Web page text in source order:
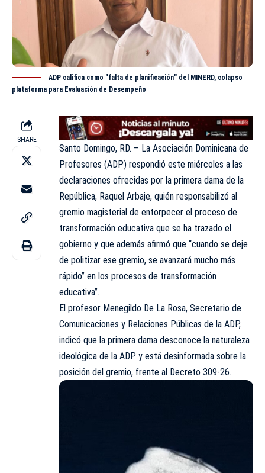
ADP califica como "falta de planificación" del MINERD, colapso
plataforma para Evaluación de Desempeño
SHARE
Santo Domingo, RD. – La Asociación Dominicana de
Profesores (ADP) respondió este miércoles a las
declaraciones ofrecidas por la primera dama de la
República, Raquel Arbaje, quién responsabilizó al
gremio magisterial de entorpecer el proceso de
transformación educativa que se ha trazado el
gobierno y que además afirmó que “cuando se deje
de politizar ese gremio, se avanzará mucho más
rápido” en los procesos de transformación
educativa”.
El profesor Menegildo De La Rosa, Secretario de
Comunicaciones y Relaciones Públicas de la ADP,
indicó que la primera dama desconoce la naturaleza
ideológica de la ADP y está desinformada sobre la
posición del gremio, frente al Decreto 309-26.